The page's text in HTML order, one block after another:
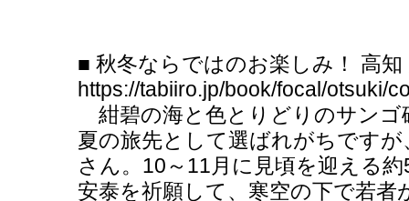
■ 秋冬ならではのお楽しみ！ 高
https://tabiiro.jp/book/focal/otsuki/
紺碧の海と色とりどりのサンゴ
夏の旅先として選ばれがちです
さん。10～11月に見頃を迎える
安泰を祈願して、寒空の下で若者